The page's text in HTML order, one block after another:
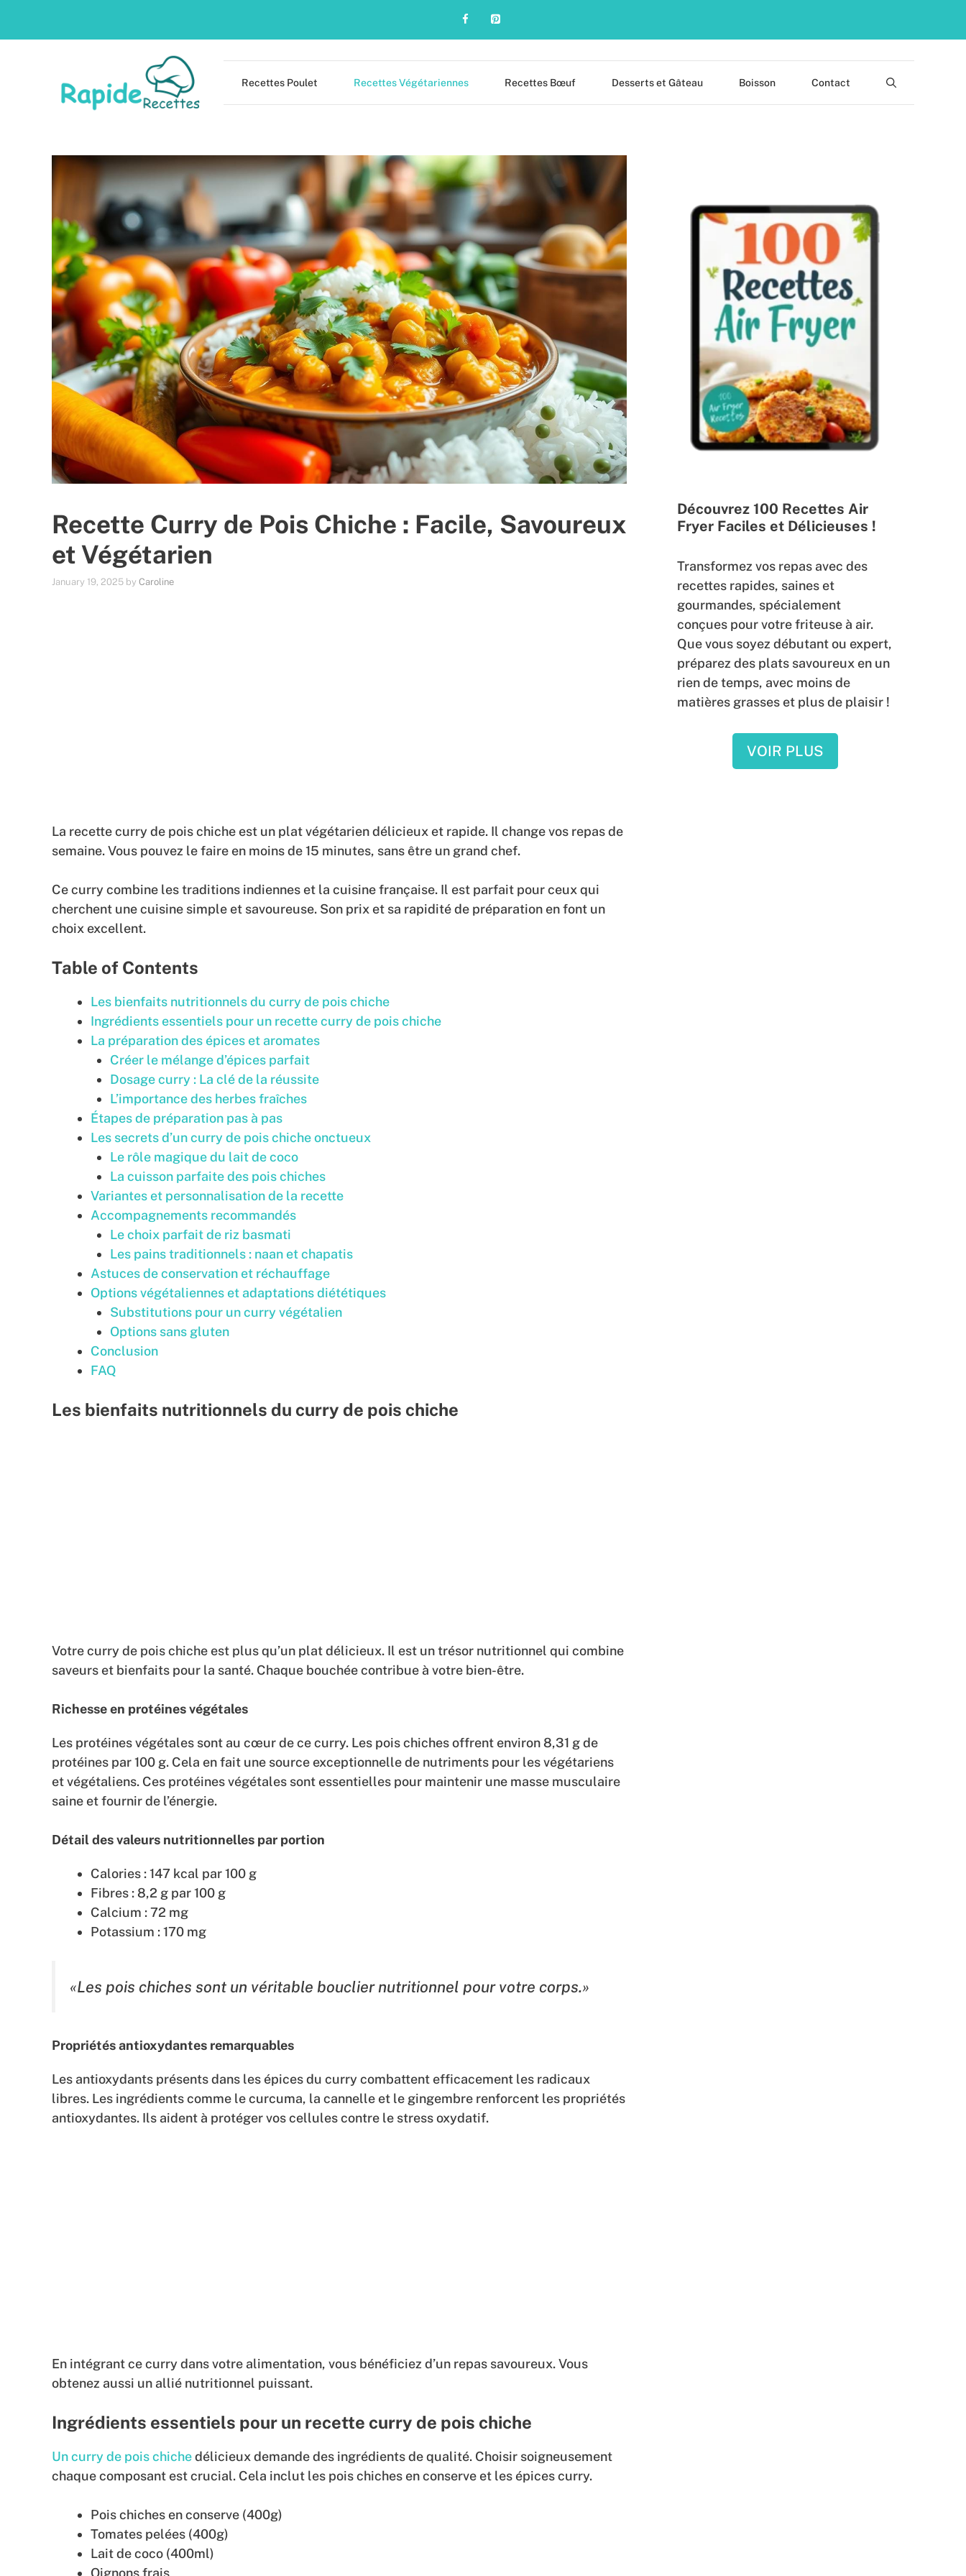
Recettes Poulet Recettes Végétariennes Recettes Bœuf Desserts et Gâteau Boisson Contact
Recette Curry de Pois Chiche : Facile, Savoureux
et Végétarien
January 19, 2025 by Caroline
La recette curry de pois chiche est un plat végétarien délicieux et rapide. Il change vos repas de
semaine. Vous pouvez le faire en moins de 15 minutes, sans être un grand chef.
Ce curry combine les traditions indiennes et la cuisine française. Il est parfait pour ceux qui
cherchent une cuisine simple et savoureuse. Son prix et sa rapidité de préparation en font un
choix excellent.
Table of Contents
Les bienfaits nutritionnels du curry de pois chiche
Ingrédients essentiels pour un recette curry de pois chiche
La préparation des épices et aromates
Créer le mélange d’épices parfait
Dosage curry : La clé de la réussite
L’importance des herbes fraîches
Étapes de préparation pas à pas
Les secrets d’un curry de pois chiche onctueux
Le rôle magique du lait de coco
La cuisson parfaite des pois chiches
Variantes et personnalisation de la recette
Accompagnements recommandés
Le choix parfait de riz basmati
Les pains traditionnels : naan et chapatis
Astuces de conservation et réchauffage
Options végétaliennes et adaptations diététiques
Substitutions pour un curry végétalien
Options sans gluten
Conclusion
FAQ
Les bienfaits nutritionnels du curry de pois chiche
Votre curry de pois chiche est plus qu’un plat délicieux. Il est un trésor nutritionnel qui combine
saveurs et bienfaits pour la santé. Chaque bouchée contribue à votre bien-être.
Richesse en protéines végétales
Les protéines végétales sont au cœur de ce curry. Les pois chiches offrent environ 8,31 g de
protéines par 100 g. Cela en fait une source exceptionnelle de nutriments pour les végétariens
et végétaliens. Ces protéines végétales sont essentielles pour maintenir une masse musculaire
saine et fournir de l’énergie.
Détail des valeurs nutritionnelles par portion
Calories : 147 kcal par 100 g
Fibres : 8,2 g par 100 g
Calcium : 72 mg
Potassium : 170 mg
«Les pois chiches sont un véritable bouclier nutritionnel pour votre corps.»
Propriétés antioxydantes remarquables
Les antioxydants présents dans les épices du curry combattent efficacement les radicaux
libres. Les ingrédients comme le curcuma, la cannelle et le gingembre renforcent les propriétés
antioxydantes. Ils aident à protéger vos cellules contre le stress oxydatif.
En intégrant ce curry dans votre alimentation, vous bénéficiez d’un repas savoureux. Vous
obtenez aussi un allié nutritionnel puissant.
Ingrédients essentiels pour un recette curry de pois chiche
Un curry de pois chichedélicieux demande des ingrédients de qualité. Choisir soigneusement
chaque composant est crucial. Cela inclut les pois chiches en conserve et les épices curry.
Pois chiches en conserve (400g)
Tomates pelées (400g)
Lait de coco (400ml)
Oignons frais
Découvrez 100 Recettes Air
Fryer Faciles et Délicieuses !
Transformez vos repas avec des
recettes rapides, saines et
gourmandes, spécialement
conçues pour votre friteuse à air.
Que vous soyez débutant ou expert,
préparez des plats savoureux en un
rien de temps, avec moins de
matières grasses et plus de plaisir !
VOIR PLUS